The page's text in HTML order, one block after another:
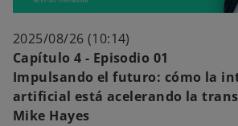
e
o
a
2025/08/26 (10:14)
Capítulo 4 - Episodio 01
Impulsando el futuro: cómo la
artificial está acelerando la
Mike Hayes